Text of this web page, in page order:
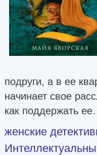
подруги, а в ее
начинает свое
как поддержать
женские